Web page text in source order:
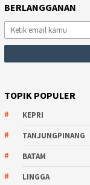
BERLANGGANAN
TOPIK POPULER
KEPRI
TANJUNGPINANG
BATAM
LINGGA